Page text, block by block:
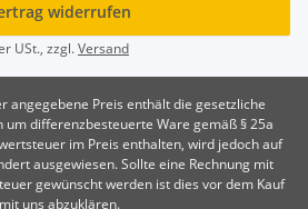
widerrufen
USt., zzgl.Versand
angegebene Preis enthält die gesetzliche
um differenzbesteuerte Ware gemäß § 25a
im Preis enthalten, wird jedoch auf
ausgewiesen. Sollte eine Rechnung mit
gewünscht werden ist dies vor dem Kauf
mit uns abzuklären.